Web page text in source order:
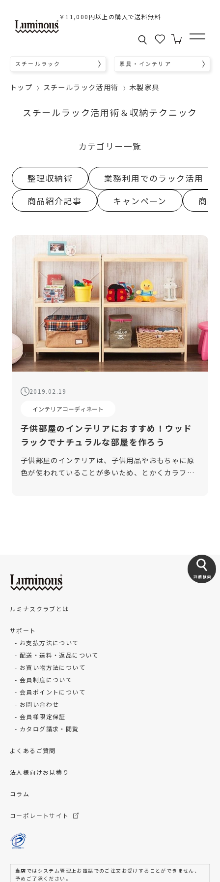
￥11,000円以上の購入で送料無料
スチールラック 家具・インテリア
トップ スチールラック活用術 木製家具
スチールラック活用術＆収納テクニック
カテゴリー一覧
整理収納術
業務利用でのラック活用
商品紹介記事
キャンペーン 商品
2019.02.19
インテリアコーディネート
子供部屋のインテリアにおすすめ！ウッド
ラックでナチュラルな部屋を作ろう
子供部屋のインテリアは、子供用品やおもちゃに原
色が使われていることが多いため、とかくカラフル
詳細検索
ルミナスクラブとは
サポート
お支払方法について
配送・送料・返品について
お買い物方法について
会員制度について
会員ポイントについて
お問い合わせ
会員様限定保証
カタログ請求・閲覧
よくあるご質問
法人様向けお見積り
コラム
コーポレートサイト
当店ではシステム管理上お電話でのご注文お受けすることができません、
予めご了承ください。